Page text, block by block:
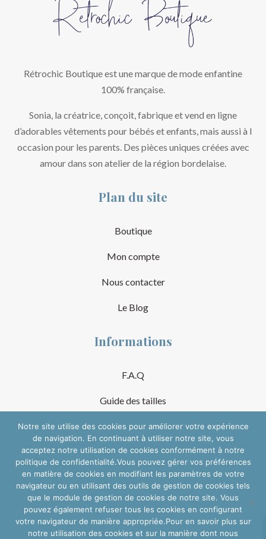
Rétrochic Boutique est une marque de mode enfantine
100% française.
Sonia, la créatrice, conçoit, fabrique et vend en ligne
d’adorables vêtements pour bébés et enfants, mais aussi à l
occasion pour les parents. Des pièces uniques créées avec
amour dans son atelier de la région bordelaise.
Plan du site
Boutique
Mon compte
Nous contacter
Le Blog
Informations
F.A.Q
Guide des tailles
Mentions Légales
Conditions Générales de Vente
Suivre sur les réseaux
Notre site utilise des cookies pour améliorer votre expérience
de navigation. En continuant à utiliser notre site, vous
acceptez notre utilisation de cookies conformément à notre
politique de confidentialité.Vous pouvez gérer vos préférences
en matière de cookies en modifiant les paramètres de votre
navigateur ou en utilisant des outils de gestion de cookies tels
que le module de gestion de cookies de notre site. Vous
pouvez également refuser tous les cookies en configurant
votre navigateur de manière appropriée.Pour en savoir plus sur
notre utilisation des cookies et sur la manière dont nous